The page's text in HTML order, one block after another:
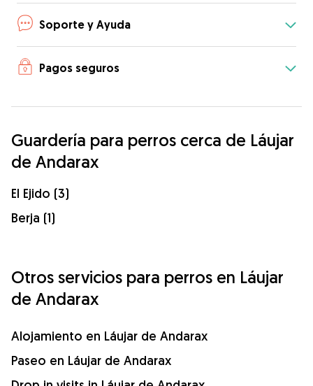
Soporte y Ayuda
Pagos seguros
Guardería para perros cerca de Láujar
de Andarax
El Ejido (3)
Berja (1)
Otros servicios para perros en Láujar
de Andarax
Alojamiento en Láujar de Andarax
Paseo en Láujar de Andarax